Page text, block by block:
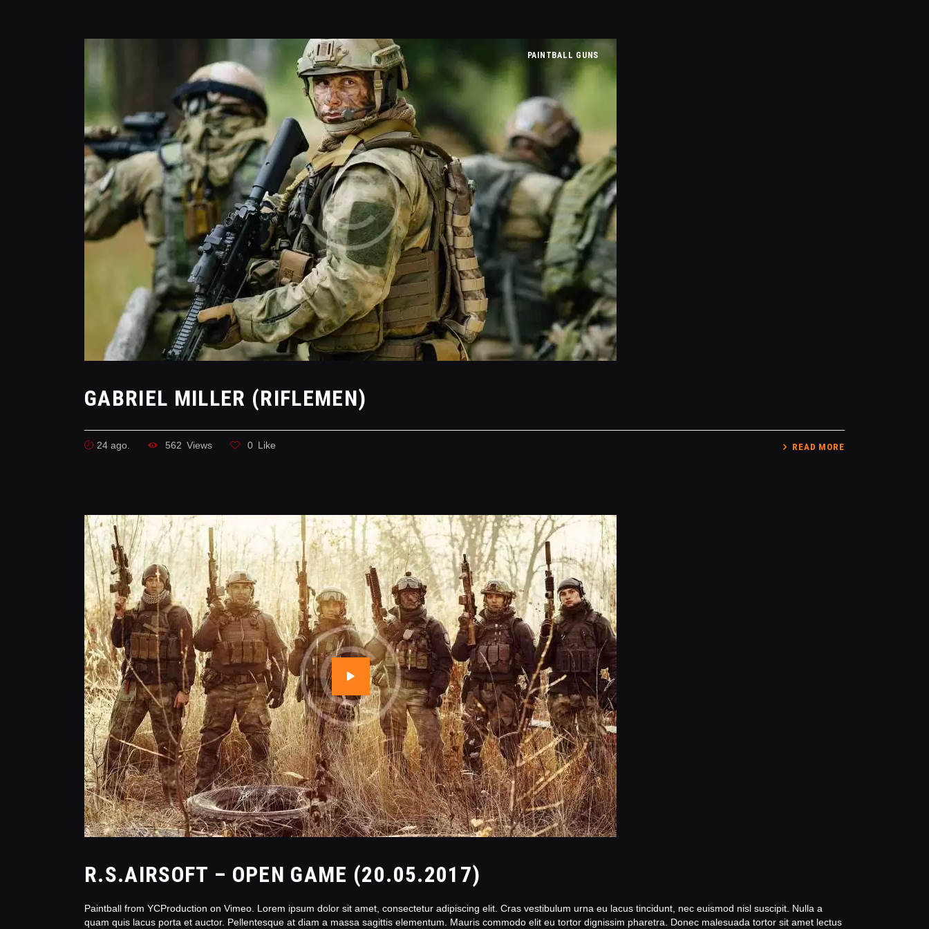
PAINTBALL GUNS
GABRIEL MILLER (RIFLEMEN)
24 ago. 562 Views 0 Like READ MORE
PAINTBALL GUNS
R.S.AIRSOFT – OPEN GAME (20.05.2017)
Paintball from YCProduction on Vimeo. Lorem ipsum dolor sit amet, consectetur adipiscing elit. Cras vestibulum urna eu lacus tincidunt, nec euismod nisl suscipit. Nulla a
quam quis lacus porta et auctor. Pellentesque at diam a massa sagittis elementum. Mauris commodo elit eu tortor dignissim pharetra. Donec malesuada tortor sit amet lectus